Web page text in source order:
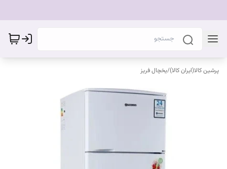
پرشین کالا(ایران کالا)/یخچال فریز